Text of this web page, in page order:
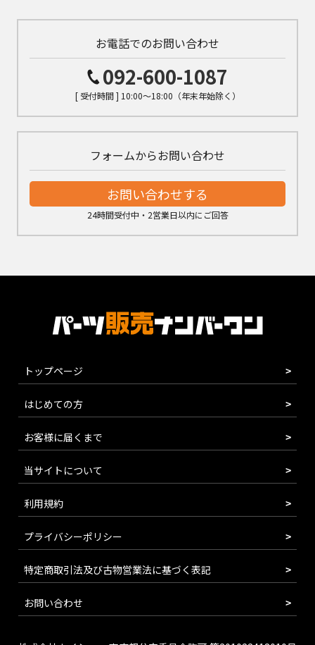
お電話でのお問い合わせ
092-600-1087
[ 受付時間 ] 10:00～18:00（年末年始除く）
フォームからお問い合わせ
お問い合わせする
24時間受付中・2営業日以内にご回答
トップページ
はじめての方
お客様に届くまで
当サイトについて
利用規約
プライバシーポリシー
特定商取引法及び古物営業法に基づく表記
お問い合わせ